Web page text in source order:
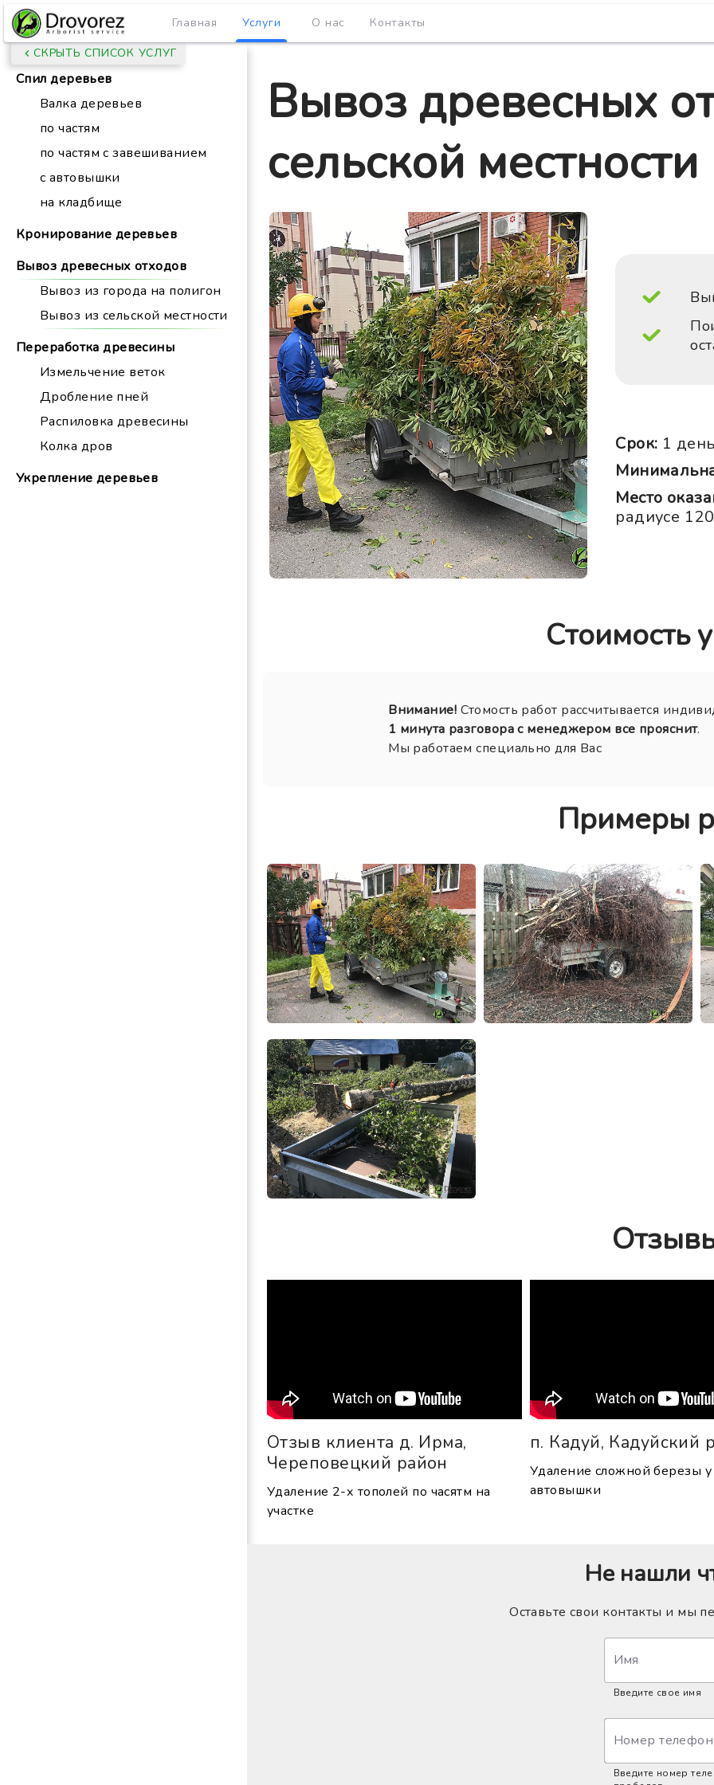
Главная Услуги О нас
Контакты
СКРЫТЬ СПИСОК УСЛУГ
Спил деревьев
Валка деревьев
по частям
по частям с завешиванием
с автовышки
на кладбище
Кронирование деревьев
Вывоз древесных отходов
Вывоз из города на полигон
Вывоз из сельской местности
Переработка древесины
Измельчение веток
Дробление пней
Распиловка древесины
Колка дров
Укрепление деревьев
Вывоз древесных
сельской
Срок: 1
Место
радиусе
Стоимость
Внимание! Стомость работ рассчитывается
1 минута разговора с менеджером все прояснит.
Мы работаем специально для Вас
Примеры
Отзыв клиента д. Ирма,
Череповецкий район
Удаление 2-х тополей по часятм на
участке
п. Кадуй, Кадуйский
Удаление сложной березы
автовышки
Не нашли
Оставьте свои контакты и мы
Имя
Введите свое имя
Номер
Введите номер